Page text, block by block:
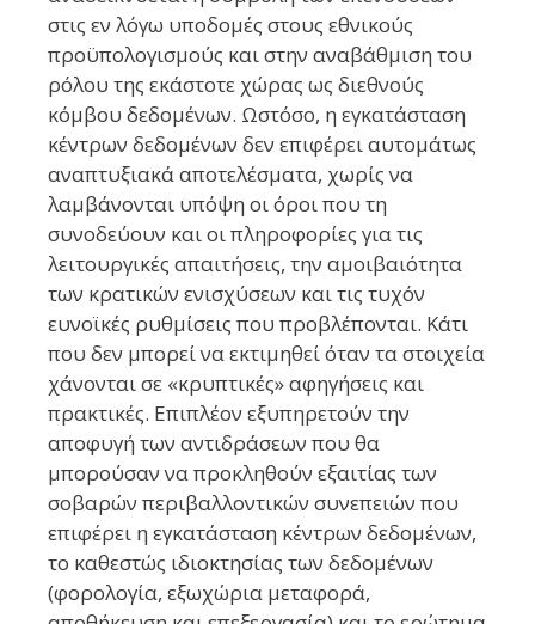
στις εν λόγω υποδομές στους εθνικούς
προϋπολογισμούς και στην αναβάθμιση του
ρόλου της εκάστοτε χώρας ως διεθνούς
κόμβου δεδομένων. Ωστόσο, η εγκατάσταση
κέντρων δεδομένων δεν επιφέρει αυτομάτως
αναπτυξιακά αποτελέσματα, χωρίς να
λαμβάνονται υπόψη οι όροι που τη
συνοδεύουν και οι πληροφορίες για τις
λειτουργικές απαιτήσεις, την αμοιβαιότητα
των κρατικών ενισχύσεων και τις τυχόν
ευνοϊκές ρυθμίσεις που προβλέπονται. Κάτι
που δεν μπορεί να εκτιμηθεί όταν τα στοιχεία
χάνονται σε «κρυπτικές» αφηγήσεις και
πρακτικές. Επιπλέον εξυπηρετούν την
αποφυγή των αντιδράσεων που θα
μπορούσαν να προκληθούν εξαιτίας των
σοβαρών περιβαλλοντικών συνεπειών που
επιφέρει η εγκατάσταση κέντρων δεδομένων,
το καθεστώς ιδιοκτησίας των δεδομένων
(φορολογία, εξωχώρια μεταφορά,